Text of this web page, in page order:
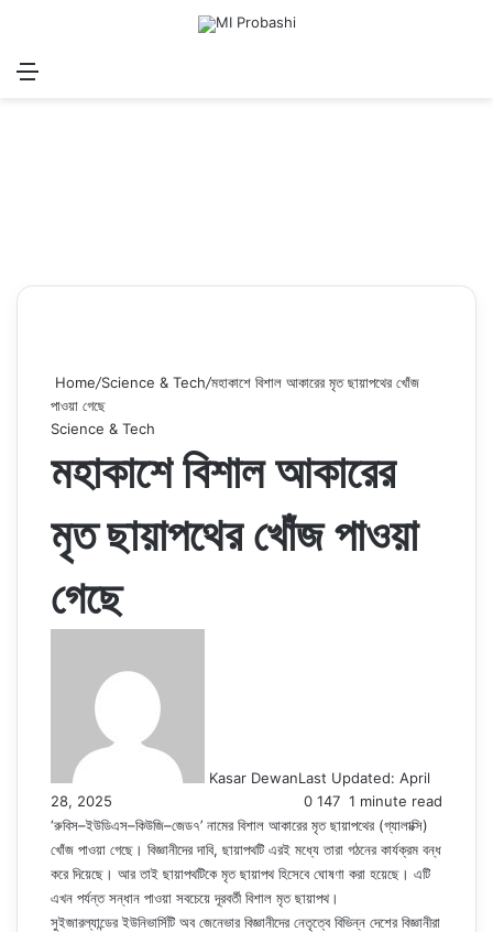
Menu
Home/Science & Tech/মহাকাশে বিশাল আকারের মৃত ছায়াপথের খোঁজ
পাওয়া গেছে
Science & Tech
মহাকাশে বিশাল আকারের
মৃত ছায়াপথের খোঁজ পাওয়া
গেছে
Kasar DewanLast Updated: April
28, 2025
0 147 1 minute read
‘রুবিস–ইউডিএস–কিউজি–জেড৭’ নামের বিশাল আকারের মৃত ছায়াপথের (গ্যালাক্সি)
খোঁজ পাওয়া গেছে। বিজ্ঞানীদের দাবি, ছায়াপথটি এরই মধ্যে তারা গঠনের কার্যক্রম বন্ধ
করে দিয়েছে। আর তাই ছায়াপথটিকে মৃত ছায়াপথ হিসেবে ঘোষণা করা হয়েছে। এটি
এখন পর্যন্ত সন্ধান পাওয়া সবচেয়ে দূরবর্তী বিশাল মৃত ছায়াপথ।
সুইজারল্যান্ডের ইউনিভার্সিটি অব জেনেভার বিজ্ঞানীদের নেতৃত্বে বিভিন্ন দেশের বিজ্ঞানীরা